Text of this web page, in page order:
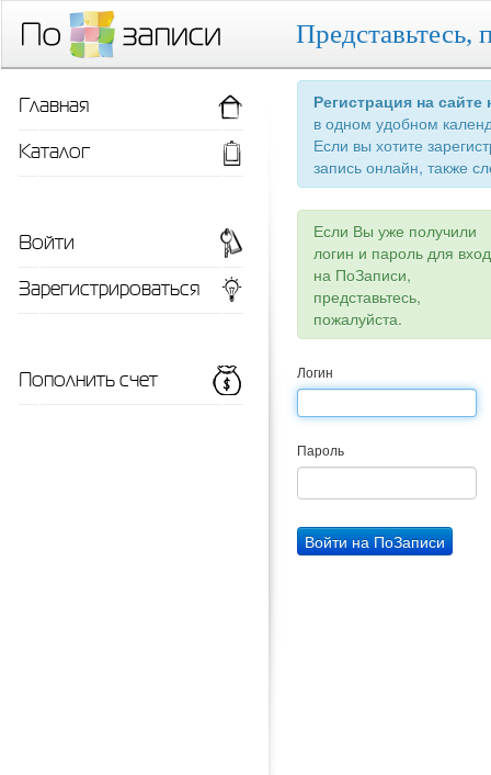
Представьтесь,
Регистрация на
в одном удобном
Если вы хотите
запись онлайн, также
Если Вы уже получили
логин и пароль для
на ПоЗаписи,
представьтесь,
пожалуйста.
Логин
Пароль
Главная
Каталог
Войти
Зарегистрироваться
Пополнить счет